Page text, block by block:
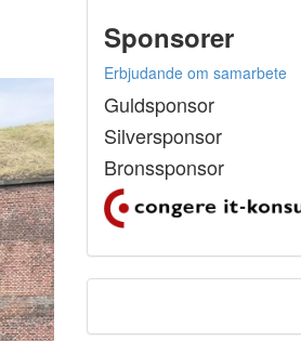
Sponsorer
Erbjudande om samarbete
Guldsponsor
Silversponsor
Bronssponsor